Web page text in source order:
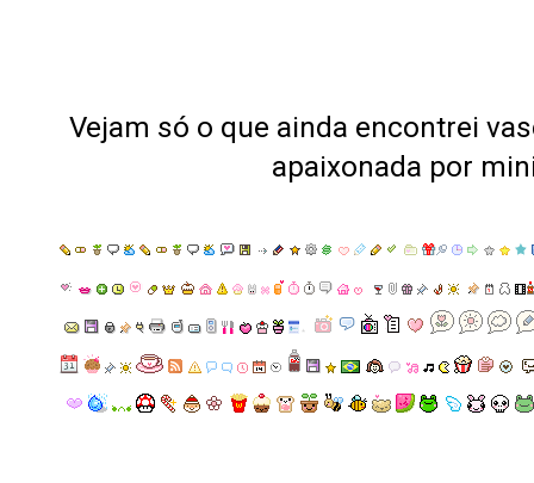
Vejam só o que ainda encontrei
apaixonada por